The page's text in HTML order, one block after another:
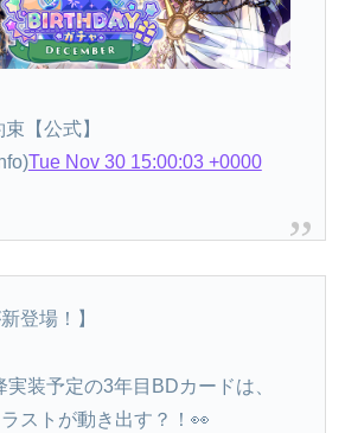
【公式】
Tue Nov 30 15:00:03 +0000
登場！】
装予定の3年目BDカードは、
ストが動き出す？！👀